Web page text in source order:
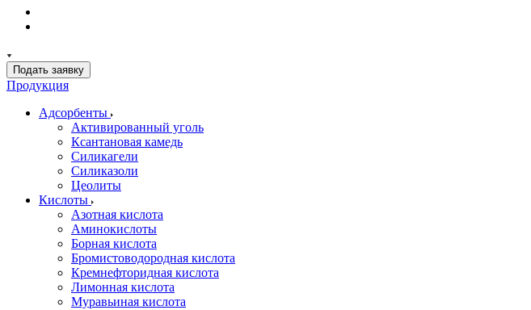
Подать заявку
Продукция
Адсорбенты
Активированный уголь
Ксантановая камедь
Силикагели
Силиказоли
Цеолиты
Кислоты
Азотная кислота
Аминокислоты
Борная кислота
Бромистоводородная кислота
Кремнефторидная кислота
Лимонная кислота
Муравьиная кислота